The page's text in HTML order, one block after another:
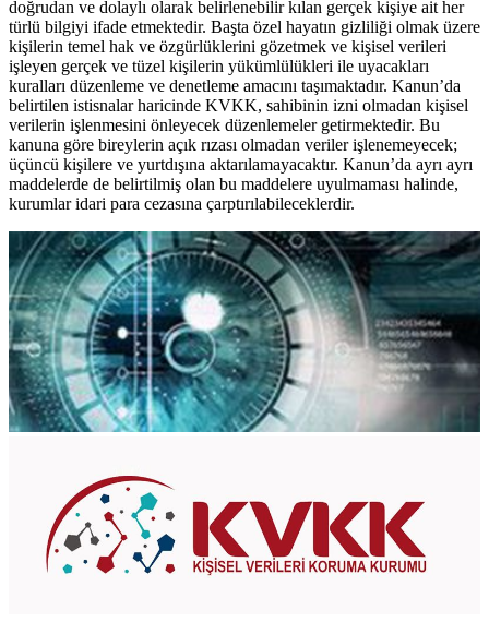
doğrudan ve dolaylı olarak belirlenebilir kılan gerçek kişiye ait her
türlü bilgiyi ifade etmektedir. Başta özel hayatın gizliliği olmak üzere
kişilerin temel hak ve özgürlüklerini gözetmek ve kişisel verileri
işleyen gerçek ve tüzel kişilerin yükümlülükleri ile uyacakları
kuralları düzenleme ve denetleme amacını taşımaktadır. Kanun’da
belirtilen istisnalar haricinde KVKK, sahibinin izni olmadan kişisel
verilerin işlenmesini önleyecek düzenlemeler getirmektedir. Bu
kanuna göre bireylerin açık rızası olmadan veriler işlenemeyecek;
üçüncü kişilere ve yurtdışına aktarılamayacaktır. Kanun’da ayrı ayrı
maddelerde de belirtilmiş olan bu maddelere uyulmaması halinde,
kurumlar idari para cezasına çarptırılabileceklerdir.